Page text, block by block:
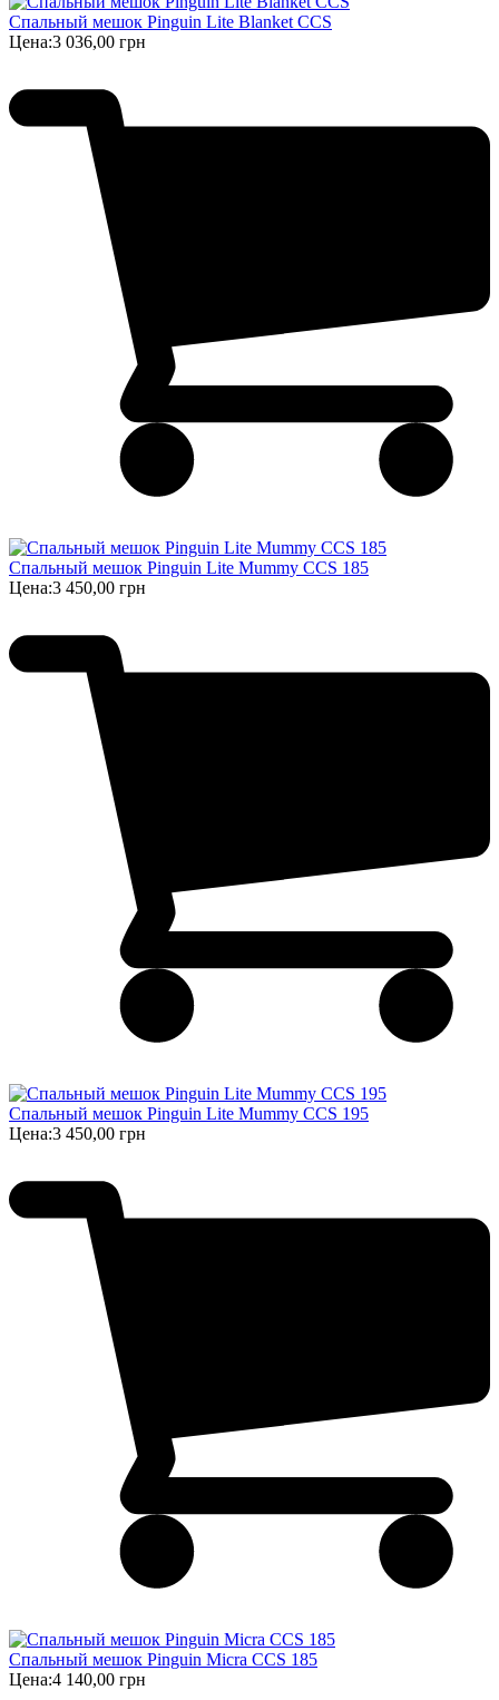
Спальный мешок Pinguin Lite Blanket CCS
Цена:3 036,00 грн
Спальный мешок Pinguin Lite Mummy CCS 185
Цена:3 450,00 грн
Спальный мешок Pinguin Lite Mummy CCS 195
Цена:3 450,00 грн
Спальный мешок Pinguin Micra CCS 185
Цена:4 140,00 грн